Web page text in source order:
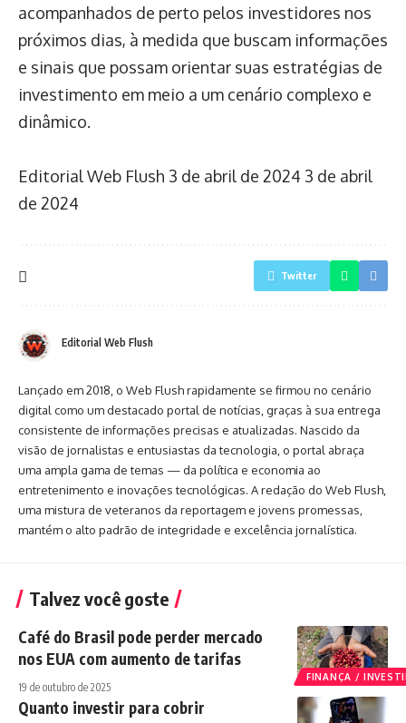
acompanhados de perto pelos investidores nos
próximos dias, à medida que buscam informações
e sinais que possam orientar suas estratégias de
investimento em meio a um cenário complexo e
dinâmico.
Editorial Web Flush 3 de abril de 2024 3 de abril
de 2024
Twitter
Editorial Web Flush
Lançado em 2018, o Web Flush rapidamente se firmou no cenário
digital como um destacado portal de notícias, graças à sua entrega
consistente de informações precisas e atualizadas. Nascido da
visão de jornalistas e entusiastas da tecnologia, o portal abraça
uma ampla gama de temas — da política e economia ao
entretenimento e inovações tecnológicas. A redação do Web Flush,
uma mistura de veteranos da reportagem e jovens promessas,
mantém o alto padrão de integridade e excelência jornalística.
Talvez você goste
FINANÇA /
Café do Brasil pode perder mercado
nos EUA com aumento de tarifas
19 de outubro de 2025
Quanto investir para cobrir